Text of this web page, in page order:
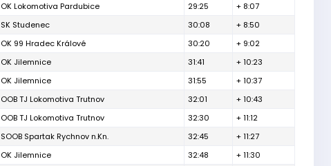
OK Lokomotiva Pardubice 29:25
+ 8:07
SK Studenec 30:08
+ 8:50
OK 99 Hradec Králové 30:20
+ 9:02
OK Jilemnice 31:41
+ 10:23
OK Jilemnice 31:55
+ 10:37
OOB TJ Lokomotiva Trutnov 32:01
+ 10:43
OOB TJ Lokomotiva Trutnov 32:30
+ 11:12
SOOB Spartak Rychnov n.Kn. 32:45
+ 11:27
OK Jilemnice 32:48 + 11:30